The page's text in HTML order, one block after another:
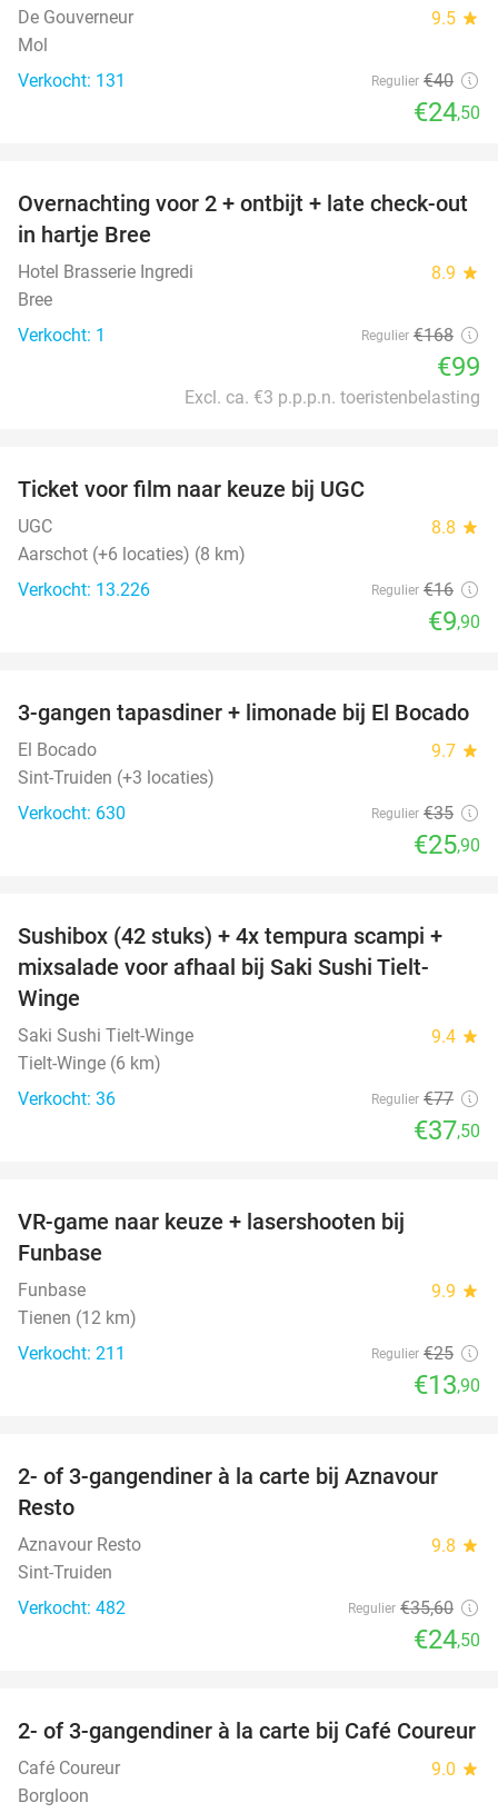
De Gouverneur 9.5 star
Mol
Verkocht: 131
Regulier €40
€24,50
41%
TODAY
Overnachting voor 2 + ontbijt + late check-out
in hartje Bree
Hotel Brasserie Ingredi 8.9 star
Bree
Verkocht: 1
Regulier €168
€99
Excl. ca. €3 p.p.p.n. toeristenbelasting
Ticket voor film naar keuze bij UGC
UGC 8.8 star
Aarschot (+6 locaties) (8 km)
Verkocht: 13.226
Regulier €16
€9,90
26%
3-gangen tapasdiner + limonade bij El Bocado
El Bocado 9.7 star
Sint-Truiden (+3 locaties)
Verkocht: 630
Regulier €35
€25,90
51%
Sushibox (42 stuks) + 4x tempura scampi +
mixsalade voor afhaal bij Saki Sushi Tielt-
Winge
Saki Sushi Tielt-Winge 9.4 star
Tielt-Winge (6 km)
Verkocht: 36
Regulier €77
€37,50
VR-game naar keuze + lasershooten bij
Funbase
Funbase 9.9 star
Tienen (12 km)
Verkocht: 211
Regulier €25
€13,90
31%
2- of 3-gangendiner à la carte bij Aznavour
Resto
Aznavour Resto 9.8 star
Sint-Truiden
Verkocht: 482
Regulier €35,60
€24,50
32%
2- of 3-gangendiner à la carte bij Café Coureur
Café Coureur 9.0 star
Borgloon